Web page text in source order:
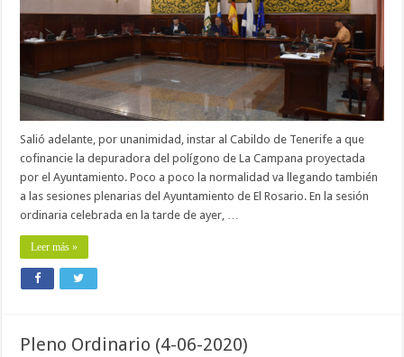
Salió adelante, por unanimidad, instar al Cabildo de Tenerife a que
cofinancie la depuradora del polígono de La Campana proyectada
por el Ayuntamiento. Poco a poco la normalidad va llegando también
a las sesiones plenarias del Ayuntamiento de El Rosario. En la sesión
ordinaria celebrada en la tarde de ayer, …
Leer más »
Pleno Ordinario (4-06-2020)